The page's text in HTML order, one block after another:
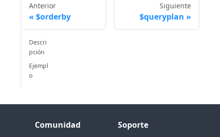
Anterior
$orderby
Siguiente
$queryplan
Descri
pción
Ejempl
o
Comunidad Soporte